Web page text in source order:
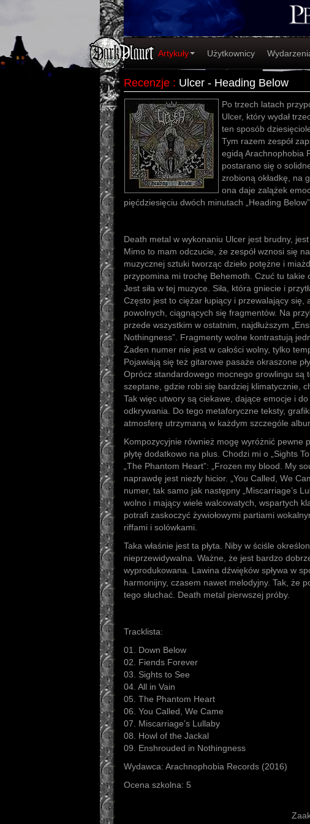
Artykuły Użytkownicy
Recenzje : Ulcer - Heading Below
Po trzech latach
Ulcer, który wydał
ten sposób
Tym razem zespół
egidą Arachnophobia
postarano się o
zrobioną okładkę, na
ona daje zalążek
pięćdziesięciu dwóch minutach „Heading Below”.
Death metal w wykonaniu Ulcer jest brudny,
Mimo to mam odczucie, że zespół wznosi się
muzycznej sztuki tworząc dzieło potężne i
przypomina mi trochę Behemoth. Czuć tu takie
Jest siła w tej muzyce. Siła, która gniecie i
Często jest to ciężar łupiący i przewalający się,
powolnych, ciągnących się fragmentów. Na
przede wszystkim w ostatnim, najdłuższym
Nothingness”. Fragmenty wolne kontrastują
Żaden numer nie jest w całości wolny, tylko
Pojawiają się też gitarowe pasaże okraszone
Oprócz standardowego mocnego growlingu są
szeptane, gdzie robi się bardziej klimatycznie,
Tak więc utwory są ciekawe, dające emocje i
odkrywania. Do tego metaforyczne teksty,
atmosferę utrzymaną w każdym szczególe
Kompozycyjnie również mogę wyróżnić pewne
płytę dodatkowo na plus. Chodzi mi o „Sights
„The Phantom Heart”: „Frozen my blood. My
naprawdę jest niezły hicior. „You Called, We
numer, tak samo jak następny „Miscarriage’s
wolno i mający wiele walcowatych, wspartych
potrafi zaskoczyć żywiołowymi partiami
riffami i solówkami.
Taka właśnie jest ta płyta. Niby w ściśle
nieprzewidywalna. Ważne, że jest bardzo
wyprodukowana. Lawina dźwięków spływa w
harmonijny, czasem nawet melodyjny. Tak, że
tego słuchać. Death metal pierwszej próby.
Tracklista:
01. Down Below
02. Fiends Forever
03. Sights to See
04. All in Vain
05. The Phantom Heart
06. You Called, We Came
07. Miscarriage’s Lullaby
08. Howl of the Jackal
09. Enshrouded in Nothingness
Wydawca: Arachnophobia Records (2016)
Ocena szkolna: 5